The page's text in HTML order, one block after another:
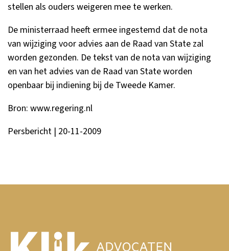
stellen als ouders weigeren mee te werken.
De ministerraad heeft ermee ingestemd dat de nota
van wijziging voor advies aan de Raad van State zal
worden gezonden. De tekst van de nota van wijziging
en van het advies van de Raad van State worden
openbaar bij indiening bij de Tweede Kamer.
Bron: www.regering.nl
Persbericht | 20-11-2009